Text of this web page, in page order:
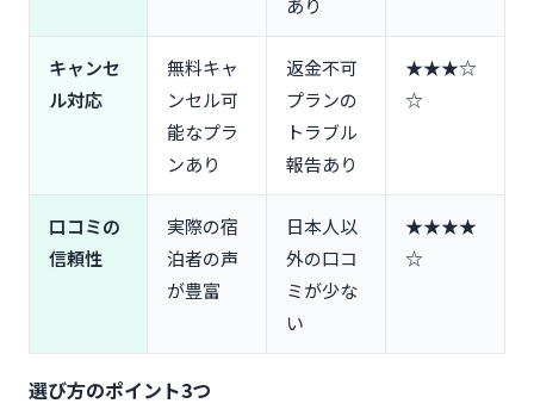
最安値保証がないため他サイトとの価格比較は必須
サポートの電話が繋がりにくい時間帯がある
楽天トラベルと他サイトの海外ホテル予約徹底比較
楽天トラベル vs Booking.com｜どちらを選ぶべ
楽天トラベル vs Agoda｜アジア圏旅行ならどっ
ち？
楽天トラベル vs Expedia｜総合力で比較
よくある質問（FAQ）
Q1. 楽天トラベルの海外ホテル予約は安全？信頼で
きる？
Q2. 楽天トラベルで海外ホテルを予約すると高いっ
あり
キャンセ
ル対応
無料キャ
ンセル可
能なプラ
ンあり
返金不可
プランの
トラブル
報告あり
★★★☆
☆
口コミの
信頼性
実際の宿
泊者の声
が豊富
日本人以
外の口コ
ミが少な
い
★★★★
☆
選び方のポイント3つ